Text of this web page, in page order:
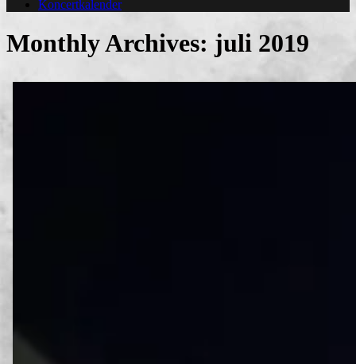
Koncertkalender
Monthly Archives: juli 2019